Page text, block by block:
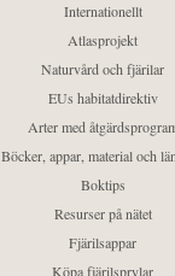
Internationellt
Atlasprojekt
Naturvård och fjärilar
EUs habitatdirektiv
Arter med
Böcker, appar, material och
Boktips
Resurser på nätet
Fjärilsappar
Köpa fjärilsprylar